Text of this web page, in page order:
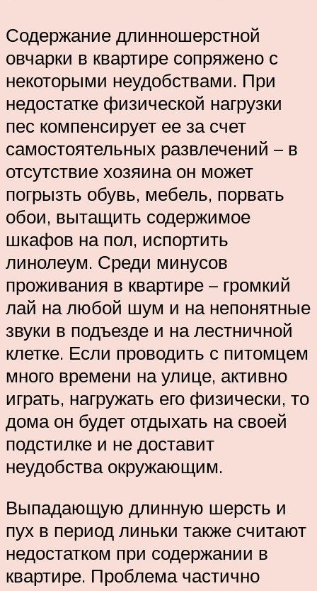
Содержание длинношерстной
овчарки в квартире сопряжено с
некоторыми неудобствами. При
недостатке физической нагрузки
пес компенсирует ее за счет
самостоятельных развлечений – в
отсутствие хозяина он может
погрызть обувь, мебель, порвать
обои, вытащить содержимое
шкафов на пол, испортить
линолеум. Среди минусов
проживания в квартире – громкий
лай на любой шум и на непонятные
звуки в подъезде и на лестничной
клетке. Если проводить с питомцем
много времени на улице, активно
играть, нагружать его физически, то
дома он будет отдыхать на своей
подстилке и не доставит
неудобства окружающим.
Выпадающую длинную шерсть и
пух в период линьки также считают
недостатком при содержании в
квартире. Проблема частично